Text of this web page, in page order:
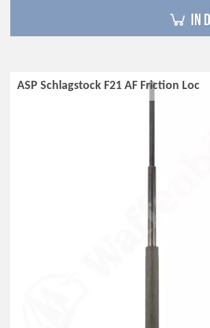
in
ASP Schlagstock F21 AF Friction Loc